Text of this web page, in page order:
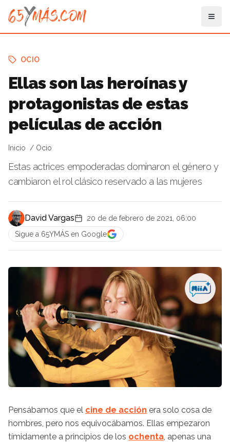
OCIO
Ellas son las heroínas y
protagonistas de estas
películas de acción
Inicio Ocio
Estas actrices empoderadas dominaron el género y
cambiaron el rol clásico reservado a las mujeres
David Vargas
20 de de febrero de 2021, 06:00
Sigue a 65YMÁS en Google
Pensábamos que el cine de acción era solo cosa de
hombres, pero nos equivocábamos. Ellas empezaron
tímidamente a principios de los ochenta, apenas una